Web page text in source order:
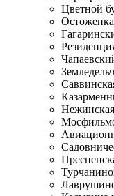
Цветной
Остоженка